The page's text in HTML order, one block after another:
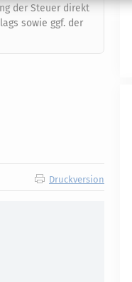
der Steuer direkt
sowie ggf. der
Druckversion